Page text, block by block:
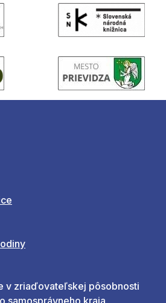
v zriaďovateľskej pôsobnosti
samosprávneho kraja